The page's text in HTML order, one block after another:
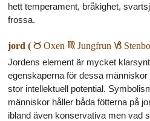
hett temperament, bråkighet,
frossa.
jord ( b Oxen f Jungfrun j
Jordens element är mycket
egenskaperna för dessa
stor intellektuell potential.
människor håller båda fötterna på
ibland även konservativa men vad